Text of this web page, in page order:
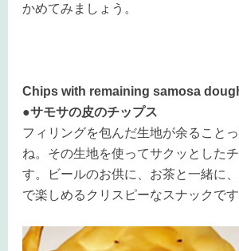
かめてみましょう。
Chips with remaining samosa
●サモサの皮のチップス
フィリングを包んだ生地が余ること
ね。その生地を使ってサクッとした
す。ビールのお供に、お茶と一緒に
で楽しめるクリスピーなスナックです